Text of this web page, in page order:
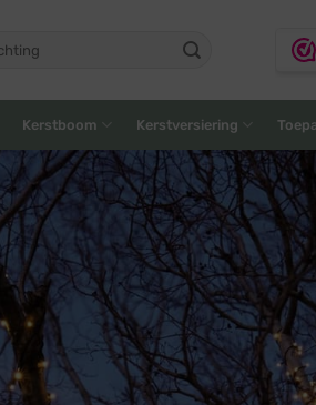
Kerstboom Kerstversiering